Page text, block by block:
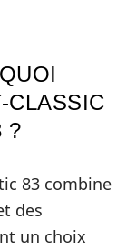
CLASSIC
?
83 combine
des
un choix